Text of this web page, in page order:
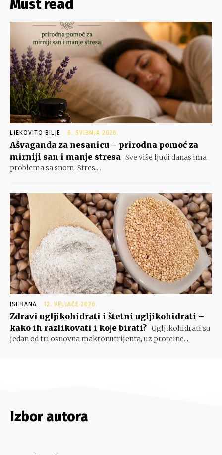
Must read
LJEKOVITO BILJE 6. SVIBNJA 2026.
Ašvaganda za nesanicu – prirodna pomoć za
mirniji san i manje stresa Sve više ljudi danas ima
problema sa snom. Stres,...
ISHRANA 12. VELJAČE 2026.
Zdravi ugljikohidrati i štetni ugljikohidrati –
kako ih razlikovati i koje birati? Ugljikohidrati su
jedan od tri osnovna makronutrijenta, uz proteine...
Izbor autora